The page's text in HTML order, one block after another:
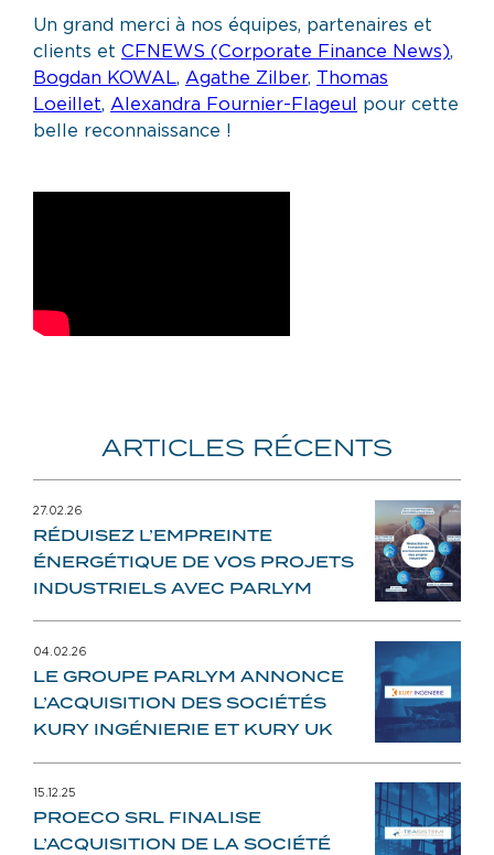
Un grand merci à nos équipes, partenaires et
clients et CFNEWS (Corporate Finance News),
Bogdan KOWAL, Agathe Zilber, Thomas
Loeillet, Alexandra Fournier-Flageul pour cette
belle reconnaissance !
ARTICLES RÉCENTS
27.02.26
RÉDUISEZ L’EMPREINTE
ÉNERGÉTIQUE DE VOS PROJETS
INDUSTRIELS AVEC PARLYM
04.02.26
LE GROUPE PARLYM ANNONCE
L’ACQUISITION DES SOCIÉTÉS
KURY INGÉNIERIE ET KURY UK
15.12.25
PROECO SRL FINALISE
L’ACQUISITION DE LA SOCIÉTÉ